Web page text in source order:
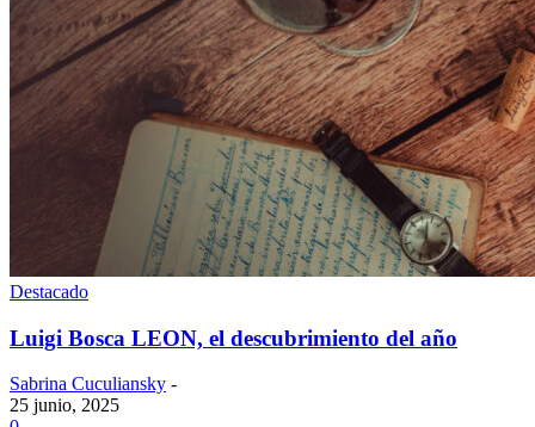
Destacado
Luigi Bosca LEON, el descubrimiento del año
Sabrina Cuculiansky -
25 junio, 2025